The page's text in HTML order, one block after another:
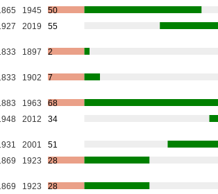
1945
50
2019 55
1897 2
1902 7
1963
68
2012 34
2001
51
1923 28
1923
28